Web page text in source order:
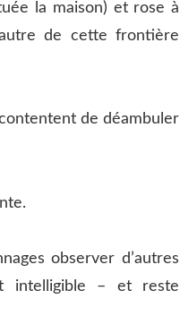
la maison) et rose à
de cette frontière
de déambuler
observer d’autres
intelligible – et reste